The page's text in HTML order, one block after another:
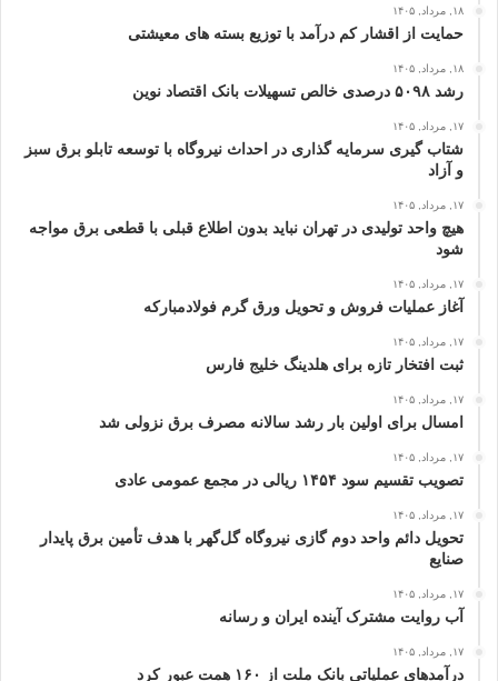
۱۸, مرداد, ۱۴۰۵
حمایت از اقشار کم‌ درآمد با توزیع بسته‌ های معیشتی
۱۸, مرداد, ۱۴۰۵
رشد ۵۰۹۸ درصدی خالص تسهیلات بانک اقتصاد نوین
۱۷, مرداد, ۱۴۰۵
شتاب گیری سرمایه گذاری در احداث نیروگاه با توسعه تابلو برق سبز
و آزاد
۱۷, مرداد, ۱۴۰۵
هیچ واحد تولیدی در تهران نباید بدون اطلاع قبلی با قطعی برق مواجه
شود
۱۷, مرداد, ۱۴۰۵
آغاز عملیات فروش و تحویل ورق گرم فولادمبارکه
۱۷, مرداد, ۱۴۰۵
ثبت افتخار تازه برای هلدینگ خلیج‌ فارس
۱۷, مرداد, ۱۴۰۵
امسال برای اولین بار رشد سالانه مصرف برق نزولی شد
۱۷, مرداد, ۱۴۰۵
تصویب تقسیم سود ۱۴۵۴ ریالی در مجمع عمومی عادی
۱۷, مرداد, ۱۴۰۵
تحویل دائم واحد دوم گازی نیروگاه گل‌گهر با هدف تأمین برق پایدار
صنایع
۱۷, مرداد, ۱۴۰۵
آب روایت مشترک آینده ایران و رسانه
۱۷, مرداد, ۱۴۰۵
درآمدهای عملیاتی بانک ملت از ۱۶۰ همت عبور كرد